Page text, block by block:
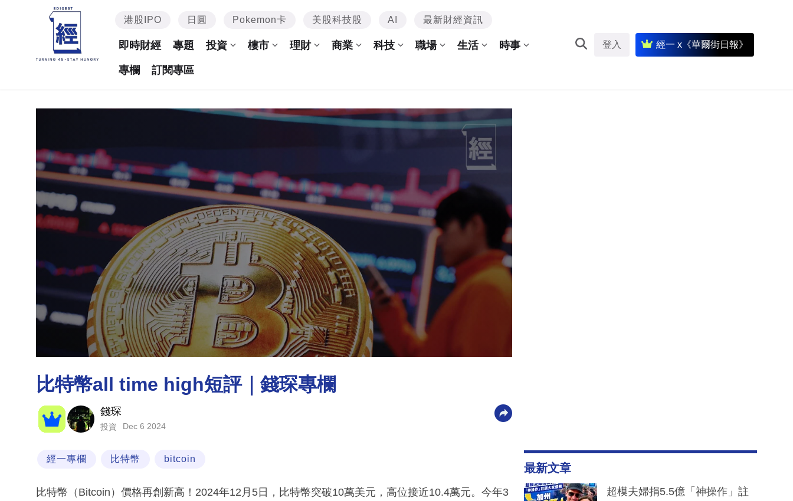
港股IPO 日圓 Pokemon卡 美股科技股 AI 最新財經資訊
即時財經 專題 投資 樓市 理財 商業 科技 職場 生活 時事
專欄 訂閱專區
登入 經一 x《華爾街日報》
比特幣all time high短評｜錢琛專欄
錢琛
投資 Dec 6 2024
經一專欄 比特幣 bitcoin
比特幣（Bitcoin）價格再創新高！2024年12月5日，比特幣突破10萬美元，高位接近10.4萬元。今年3
最新文章
超模夫婦捐5.5億「神操作」註